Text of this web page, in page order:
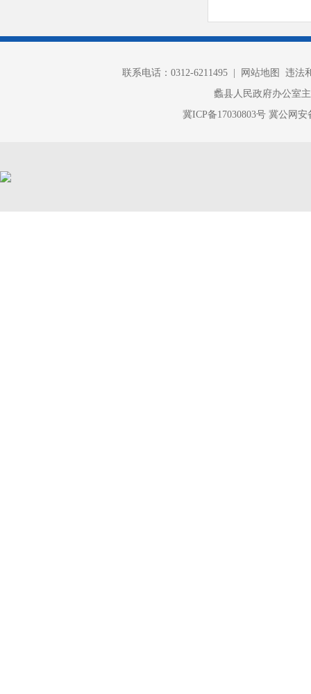
联系电话：0312-6211495 | 网站地图
违法
蠡县人民政府办公
冀ICP备17030803号 冀公网安